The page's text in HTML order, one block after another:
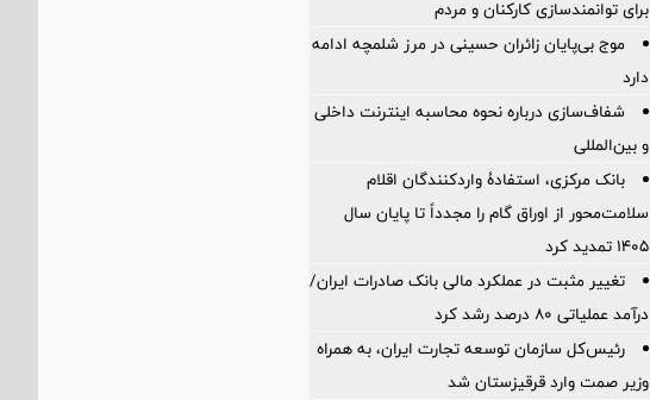
برای توانمندسازی کارکنان و مردم
موج بی‌پایان زائران حسینی در مرز شلمچه ادامه
دارد
شفاف‌سازی درباره نحوه محاسبه اینترنت داخلی
و بین‌المللی
بانک مرکزی، استفادۀ واردکنندگان اقلام
سلامت‌محور از اوراق گام را مجدداً تا پایان سال
۱۴۰۵ تمدید کرد
تغییر مثبت در عملکرد مالی بانک صادرات ایران/
درآمد عملیاتی 80 درصد رشد کرد
رئیس‌کل سازمان توسعه تجارت ایران، به همراه
وزیر صمت وارد قرقیزستان شد